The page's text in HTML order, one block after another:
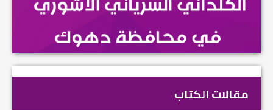
مقالات الكتاب